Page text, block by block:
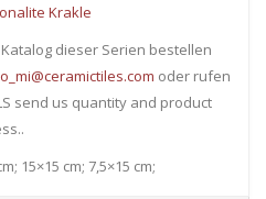
Krakle
dieser Serien bestellen
oder rufen
send us quantity and product
15×15 cm; 7,5×15 cm;